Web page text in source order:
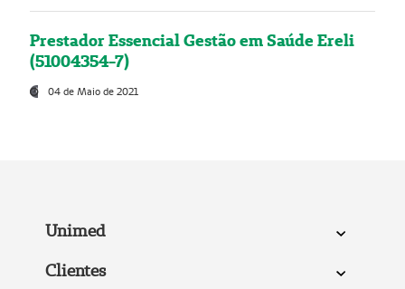
Prestador Essencial Gestão em Saúde Ereli
(51004354-7)
04 de Maio de 2021
Unimed
Clientes